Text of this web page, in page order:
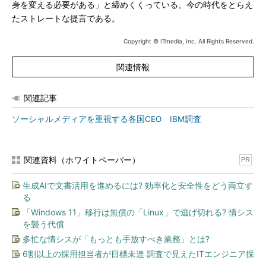
身を変える必要がある」と締めくくっている。今の時代をとらえ
たストレートな提言である。
Copyright © ITmedia, Inc. All Rights Reserved.
関連情報
関連記事
ソーシャルメディアを重視する各国CEO IBM調査
関連資料（ホワイトペーパー） PR
生成AIで文書活用を進めるには? 効率化と安全性をどう両立す
る
「Windows 11」移行は無償の「Linux」で逃げ切れる? 情シス
を襲う代償
多忙な情シスが「もっとも手放すべき業務」とは?
6割以上の採用担当者が目標未達 調査で見えたITエンジニア採